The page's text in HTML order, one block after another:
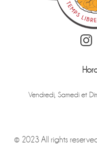
Instagram
Vendredi, Samedi et
© 2023 All rights